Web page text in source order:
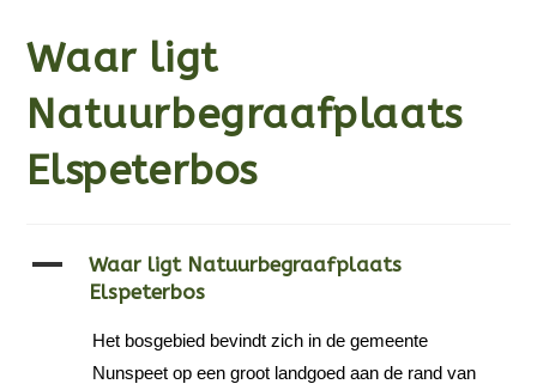
Waar ligt
Natuurbegraafplaats
Elspeterbos
A
Waar ligt Natuurbegraafplaats
Elspeterbos
Het bosgebied bevindt zich in de gemeente
Nunspeet op een groot landgoed aan de rand van